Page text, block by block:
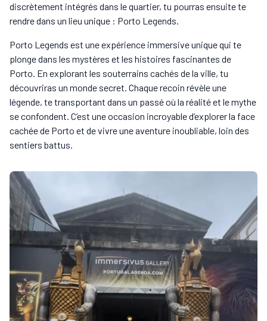
discrètement intégrés dans le quartier, tu pourras ensuite te
rendre dans un lieu unique : Porto Legends.
Porto Legends est une expérience immersive unique qui te
plonge dans les mystères et les histoires fascinantes de
Porto. En explorant les souterrains cachés de la ville, tu
découvriras un monde secret. Chaque recoin révèle une
légende, te transportant dans un passé où la réalité et le mythe
se confondent. C’est une occasion incroyable d’explorer la face
cachée de Porto et de vivre une aventure inoubliable, loin des
sentiers battus.